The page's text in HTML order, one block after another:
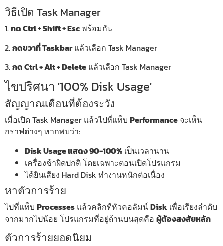
วิธีเปิด Task Manager
1.กด Ctrl + Shift + Escพร้อมกัน
2.กดขวาที่ Taskbarแล้วเลือก Task Manager
3.กด Ctrl + Alt + Delete แล้วเลือก Task Manager
ไขปริศนา '100% Disk Usage'
สัญญาณเตือนที่ต้องระวัง
เมื่อเปิด Task Manager แล้วไปที่แท็บ Performance จะเห็น
กราฟต่างๆ หากพบว่า:
Disk Usage แสดง 90-100% เป็นเวลานาน
เครื่องช้าผิดปกติ โดยเฉพาะตอนเปิดโปรแกรม
ได้ยินเสียง Hard Disk ทำงานหนักต่อเนื่อง
หาตัวการร้าย
ไปที่แท็บ Processes แล้วคลิกที่หัวคอลัมน์Disk เพื่อเรียงลำดับ
จากมากไปน้อย โปรแกรมที่อยู่ด้านบนสุดคือ ผู้ต้องสงสัยหลัก
ตัวการร้ายยอดนิยม